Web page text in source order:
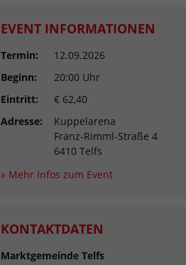
EVENT INFORMATIONEN
Termin:
12.09.2026
Beginn:
20:00 Uhr
Eintritt:
€ 62,40
Adresse:
Kuppelarena
Franz-Rimml-Straße 4
6410 Telfs
» Mehr Infos zum Event
KONTAKTDATEN
Marktgemeinde Telfs